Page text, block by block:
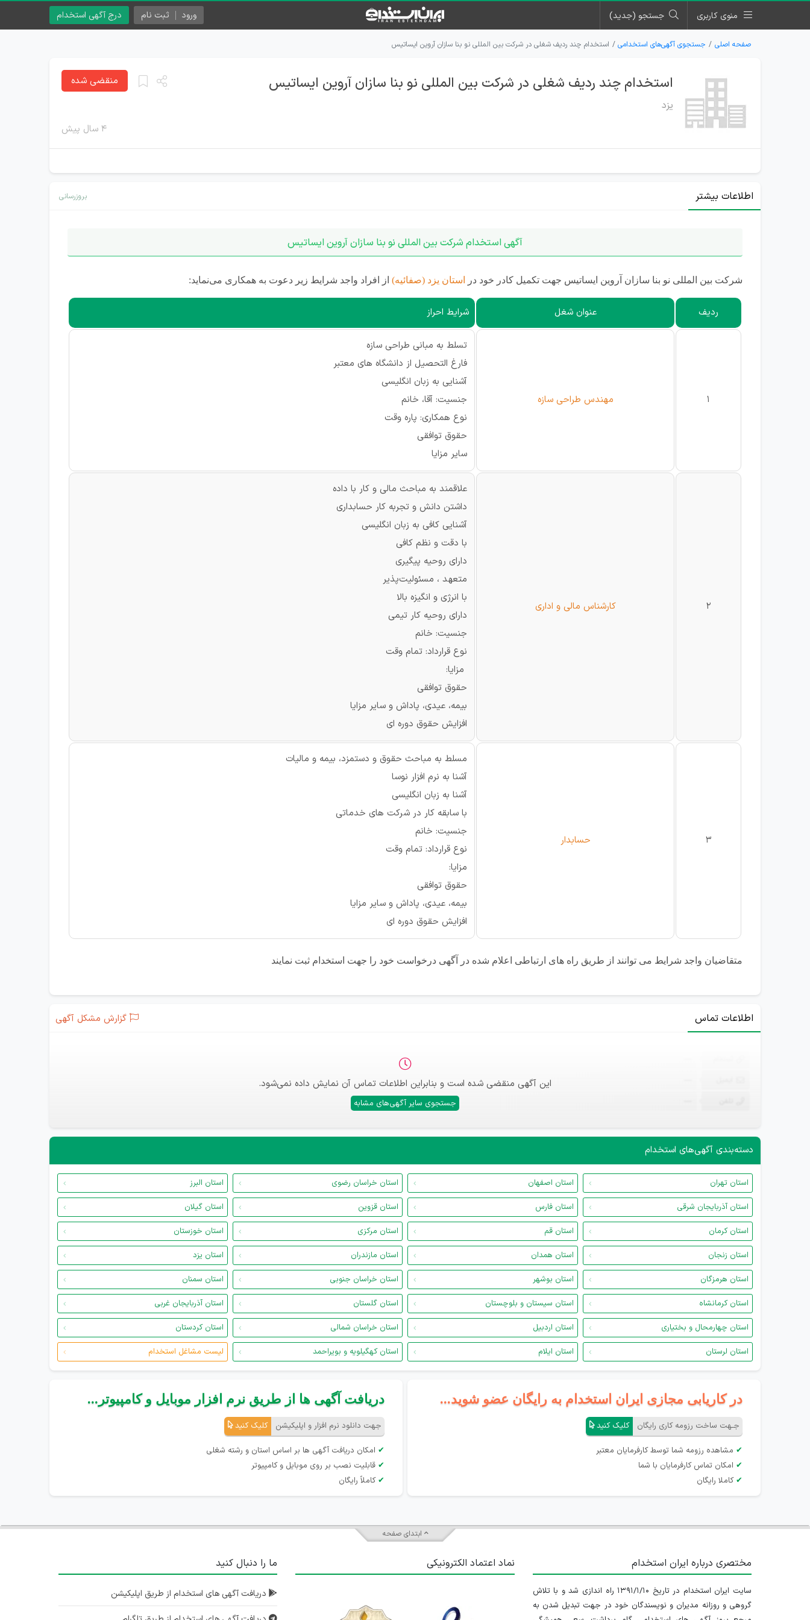
منوی کاربری جستجو (جدید) درج آگهی استخدام ورود ثبت نام
صفحه اصلی جستجوی آگهی‌های استخدامی استخدام چند ردیف شغلی در شرکت بین المللی نو بنا سازان آروین ایساتیس
استخدام چند ردیف شغلی در شرکت بین المللی نو بنا سازان آروین ایساتیس
یزد
۴ سال پیش
منقضی شده
اطلاعات بیشتر بروزرسانی
آگهی استخدام شرکت بین المللی نو بنا سازان آروین ایساتیس
شرکت بین المللی نو بنا سازان آروین ایساتیس جهت تکمیل کادر خود در استان‌ یزد (صفائیه) از افراد واجد شرایط زیر دعوت به همکاری می‌نماید:
ردیف عنوان شغل شرایط احراز
1 مهندس طراحی سازه
تسلط به مبانی طراحی سازه
فارغ التحصیل از دانشگاه های معتبر
آشنایی به زبان انگلیسی
جنسیت: آقا، خانم
نوع همکاری: پاره وقت
حقوق توافقی
سایر مزایا
2 کارشناس مالی و اداری
علاقمند به مباحث مالی و کار با داده
داشتن دانش و تجربه کار حسابداری
آشنایی کافی به زبان انگلیسی
با دقت و نظم کافی
دارای روحیه پیگیری
متعهد ، مسئولیت‌پذیر
با انرژی و انگیزه بالا
دارای روحیه کار تیمی
جنسیت: خانم
نوع قرارداد: تمام وقت
مزایا:
حقوق توافقی
بیمه، عیدی، پاداش و سایر مزایا
افزایش حقوق دوره ای
3 حسابدار
مسلط به مباحث حقوق و دستمزد، بیمه و مالیات
آشنا به نرم افزار نوسا
آشنا به زبان انگلیسی
با سابقه کار در شرکت های خدماتی
جنسیت: خانم
نوع قرارداد: تمام وقت
مزایا:
حقوق توافقی
بیمه، عیدی، پاداش و سایر مزایا
افزایش حقوق دوره ای
متقاضیان واجد شرایط می توانند از طریق راه های ارتباطی اعلام شده در آگهی درخواست خود را جهت استخدام ثبت نمایند
اطلاعات تماس گزارش مشکل آگهی
این آگهی منقضی شده است و بنابراین اطلاعات تماس آن نمایش داده نمی‌شود.
جستجوی سایر آگهی‌های مشابه
دسته‌بندی آگهی‌های استخدام
استان تهران استان اصفهان استان خراسان رضوی
استان البرز
استان آذربایجان شرقی
استان فارس استان قزوین
استان گیلان
استان کرمان
استان قم استان مرکزی
استان خوزستان
استان زنجان
استان همدان استان مازندران
استان یزد
استان هرمزگان
استان بوشهر استان خراسان جنوبی
استان سمنان
استان کرمانشاه
استان سیستان و بلوچستان استان گلستان
استان آذربایجان غربی
استان چهارمحال و بختیاری
استان اردبیل استان خراسان شمالی
استان کردستان
استان لرستان
استان ایلام استان کهگیلویه و بویراحمد لیست مشاغل استخدام
در کاریابی مجازی ایران استخدام به رایگان عضو شوید...
جـهت ساخت رزومه کاری رایگان کلیک کنید
✔ مشاهده رزومه شما توسط کارفرمایان معتبر
✔ امکان تماس کارفرمایان با شما
✔ کاملا رایگان
دریافت آگهی ها از طریق نرم افزار موبایل و کامپیوتر...
جهت دانلود نرم افزار و اپلیکیشن کلیک کنید
✔ امکان دریافت آگهی ها بر اساس استان و رشته شغلی
✔ قابلیت نصب بر روی موبایل و کامپیوتر
✔ کاملاً رایگان
ابتدای صفحه
مختصری درباره ایران استخدام
سایت ایران استخدام در تاریخ ۱۳۹۱/۱/۱۰ راه اندازی شد و با تلاش
گروهی و روزانه مدیران و نویسندگان خود در جهت تبدیل شدن به
نماد اعتماد الکترونیکی ما را دنبال کنید
دریافت آگهی های استخدام از طریق اپلیکیشن